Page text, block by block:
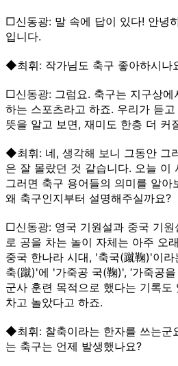
□신동광: 말 속에 답이 있다! 안녕
입니다.
◆최휘: 작가님도 축구 좋아하시나
□신동광: 그럼요. 축구는 지구상
하는 스포츠라고 하죠. 우리가 듣
뜻을 알고 보면, 재미도 한층 더 커
◆최휘: 네, 생각해 보니 그동안 그
은 잘 몰랐던 것 같습니다. 오늘 이
그러면 축구 용어들의 의미를 알
왜 축구인지부터 설명해주실까요?
□신동광: 영국 기원설과 중국 기
로 공을 차는 놀이 자체는 아주 오
중국 한나라 시대, '축국(蹴鞠)'이
축(蹴)'에 '가죽공 국(鞠)', ‘가죽공
군사 훈련 목적으로 했다는 기록도
차고 놀았다고 하죠.
◆최휘: 찰축이라는 한자를 쓰는군
는 축구는 언제 발생했나요?